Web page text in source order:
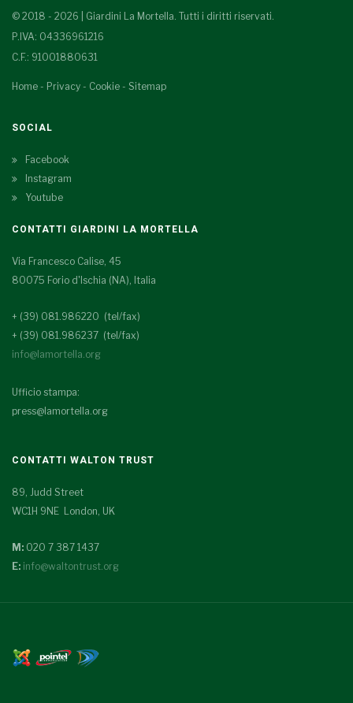
© 2018 - 2026 | Giardini La Mortella. Tutti i diritti riservati.
P.IVA: 04336961216
C.F.: 91001880631
Home - Privacy - Cookie - Sitemap
SOCIAL
Facebook
Instagram
Youtube
CONTATTI GIARDINI LA MORTELLA
Via Francesco Calise, 45
80075 Forio d'Ischia (NA), Italia
+ (39) 081.986220 (tel/fax)
+ (39) 081.986237 (tel/fax)
info@lamortella.org
Ufficio stampa:
press@lamortella.org
CONTATTI WALTON TRUST
89, Judd Street
WC1H 9NE London, UK
M: 020 7 387 1437
E: info@waltontrust.org